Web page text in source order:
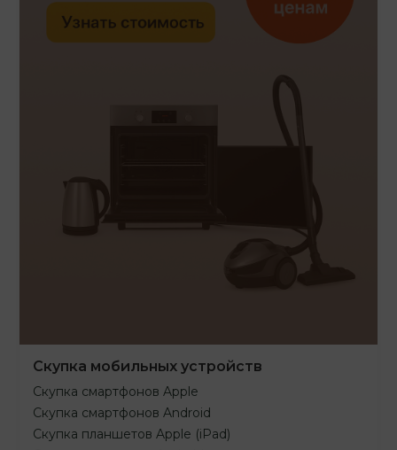
Скупка мобильных устройств
Скупка смартфонов Apple
Скупка смартфонов Android
Скупка планшетов Apple (iPad)